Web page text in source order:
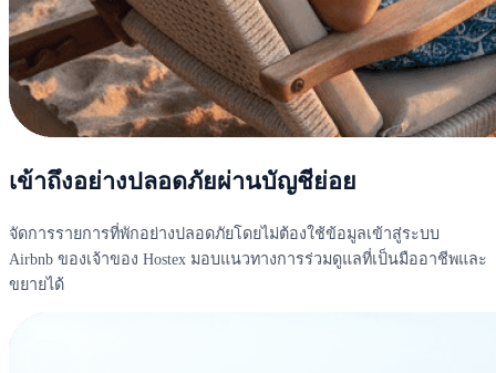
เข้าถึงอย่างปลอดภัยผ่านบัญชีย่อย
จัดการรายการที่พักอย่างปลอดภัยโดยไม่ต้องใช้ข้อมูลเข้าสู่ระบบ
Airbnb ของเจ้าของ Hostex มอบแนวทางการร่วมดูแลที่เป็นมืออาชีพและ
ขยายได้